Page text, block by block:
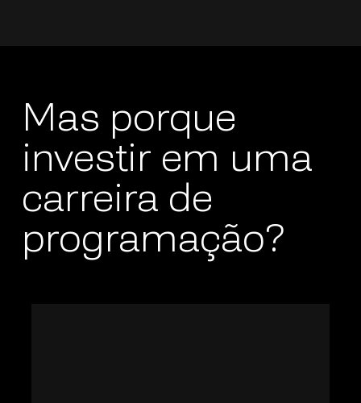
Mas porque
investir em uma
carreira de
programação?